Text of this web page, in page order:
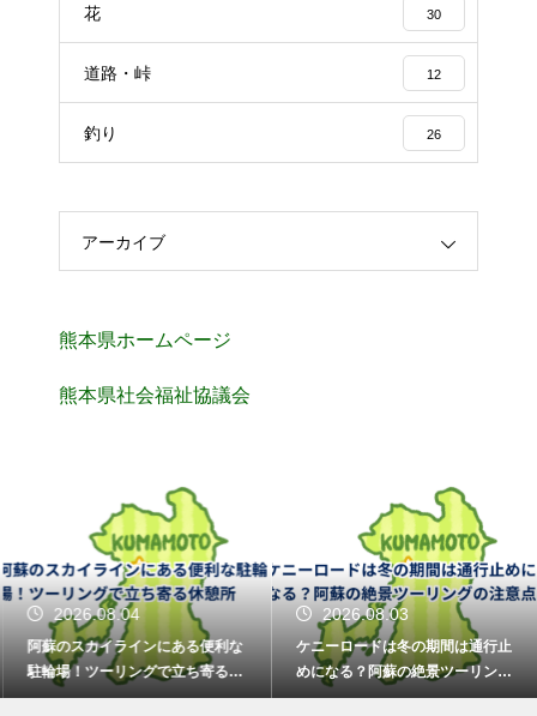
花 30
道路・峠 12
釣り 26
アーカイブ
熊本県ホームページ
熊本県社会福祉協議会
2026.08.04
阿蘇のスカイラインにある便利な
駐輪場！ツーリングで立ち寄る休
憩所
2026.08.03
ケニーロードは冬の期間は通行止
めになる？阿蘇の絶景ツーリング
の注意点